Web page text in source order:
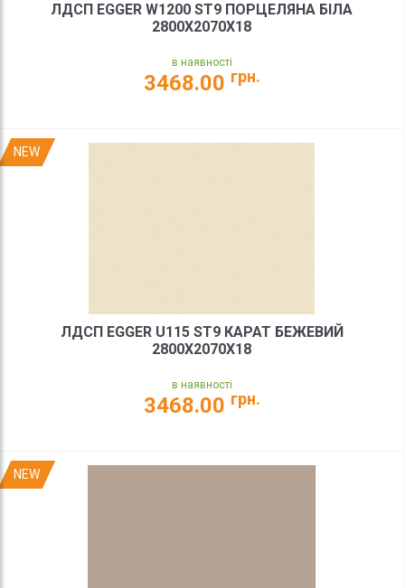
ЛДСП EGGER W1200 ST9 ПОРЦЕЛЯНА БІЛА
2800X2070X18
в наявності
3468.00 грн.
NEW
ЛДСП EGGER U115 ST9 КАРАТ БЕЖЕВИЙ
2800X2070X18
в наявності
3468.00 грн.
NEW